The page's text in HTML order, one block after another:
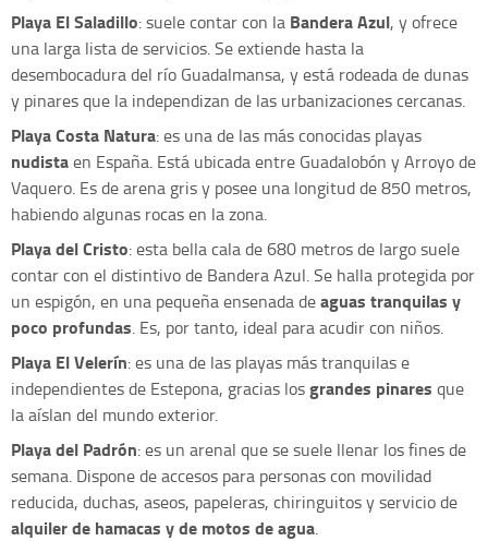
Playa El Saladillo: suele contar con la Bandera Azul, y ofrece
una larga lista de servicios. Se extiende hasta la
desembocadura del río Guadalmansa, y está rodeada de dunas
y pinares que la independizan de las urbanizaciones cercanas.
Playa Costa Natura: es una de las más conocidas playas
nudistaen España. Está ubicada entre Guadalobón y Arroyo de
Vaquero. Es de arena gris y posee una longitud de 850 metros,
habiendo algunas rocas en la zona.
Playa del Cristo: esta bella cala de 680 metros de largo suele
contar con el distintivo de Bandera Azul. Se halla protegida por
un espigón, en una pequeña ensenada deaguas tranquilas y
poco profundas. Es, por tanto, ideal para acudir con niños.
Playa El Velerín: es una de las playas más tranquilas e
independientes de Estepona, gracias losgrandes pinares que
la aíslan del mundo exterior.
Playa del Padrón: es un arenal que se suele llenar los fines de
semana. Dispone de accesos para personas con movilidad
reducida, duchas, aseos, papeleras, chiringuitos y servicio de
alquiler de hamacas y de motos de agua.